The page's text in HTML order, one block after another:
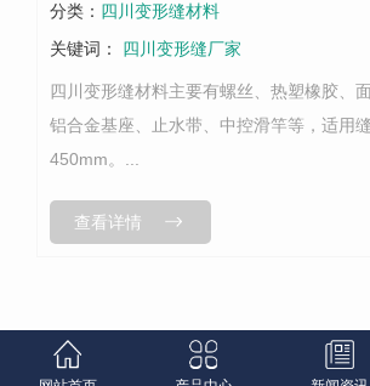
分类： 四川变形缝材料
关键词：
四川变形缝厂家
四川变形缝材料主要有螺丝、热塑橡胶、
铝合金基座、止水带、中控滑竿等，适用
450mm。...
查看详情